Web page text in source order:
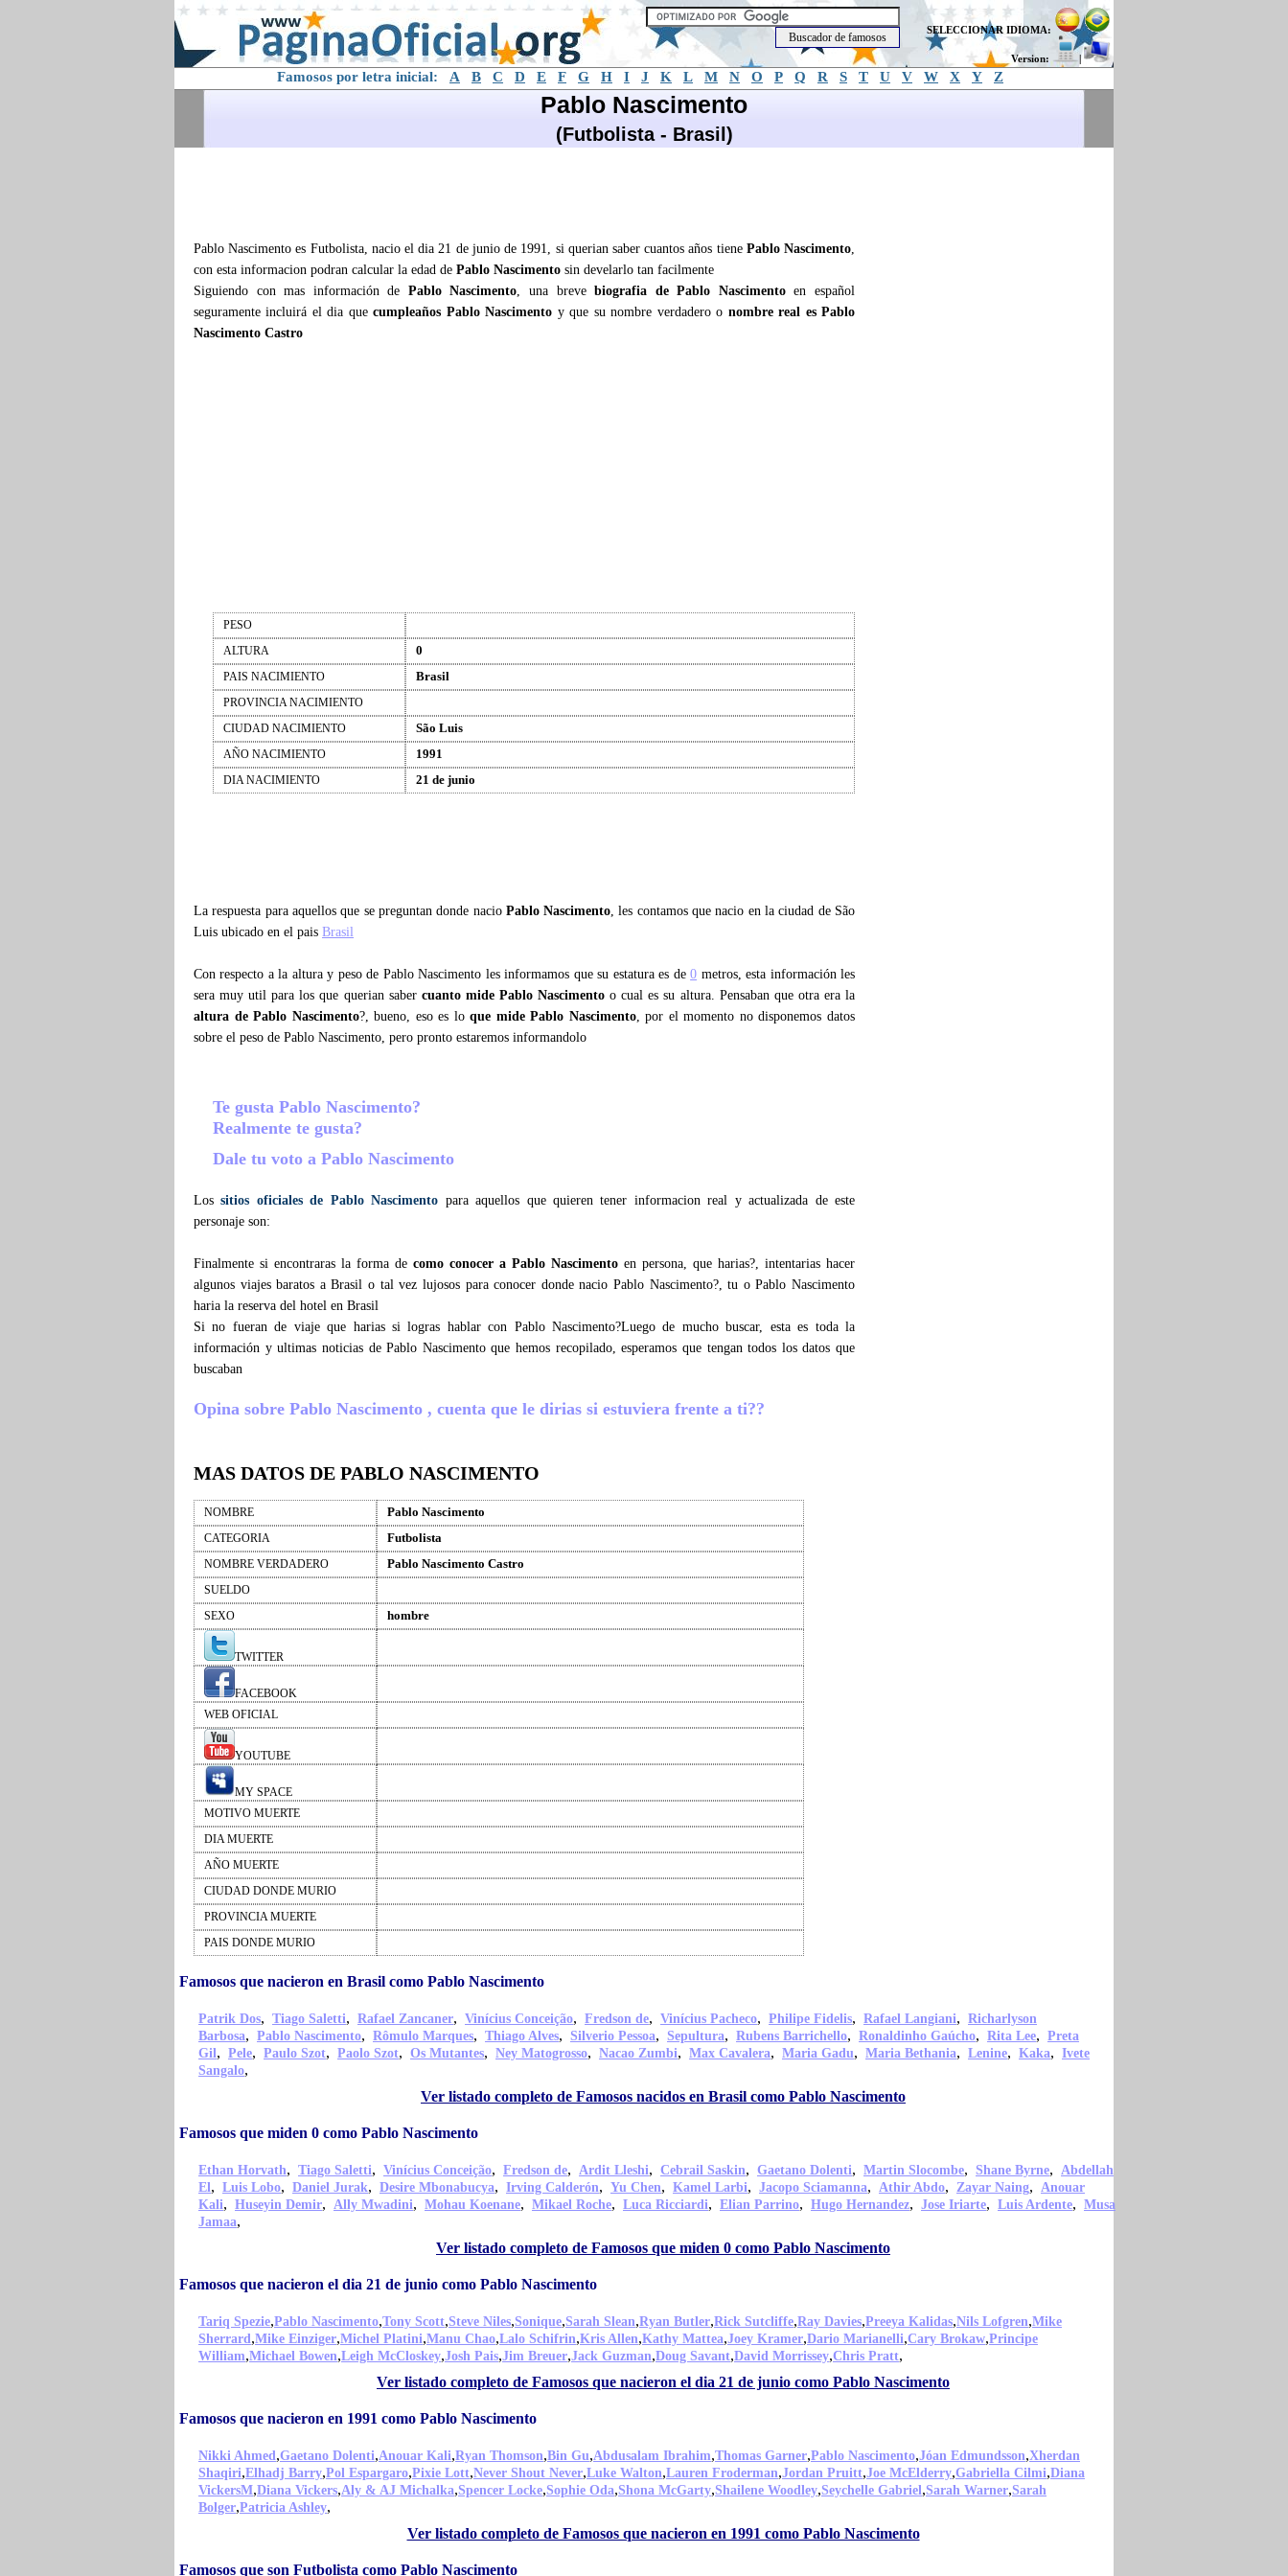
SELECCIONAR IDIOMA:
Version: |
Famosos por letra inicial: A B C D E F G H I J K L M N O P Q R S T U V W X Y Z
Pablo Nascimento
(Futbolista - Brasil)
Pablo Nascimento es Futbolista, nacio el dia 21 de junio de 1991, si querian saber cuantos años tiene Pablo Nascimento,
con esta informacion podran calcular la edad de Pablo Nascimento sin develarlo tan facilmente
Siguiendo con mas información de Pablo Nascimento, una brevebiografia de Pablo Nascimentoen español
seguramente incluirá el dia quecumpleaños Pablo Nascimento y que su nombre verdadero o nombre real es Pablo
Nascimento Castro
PESO
ALTURA
0
PAIS NACIMIENTO Brasil
PROVINCIA NACIMIENTO
CIUDAD NACIMIENTO
São Luis
AÑO NACIMIENTO 1991
DIA NACIMIENTO 21 de junio
La respuesta para aquellos que se preguntan donde nacio Pablo Nascimento, les contamos que nacio en la ciudad de São
Luis ubicado en el pais Brasil
Con respecto a la altura y peso de Pablo Nascimento les informamos que su estatura es de0 metros, esta información les
sera muy util para los que querian saber cuanto mide Pablo Nascimento o cual es su altura. Pensaban que otra era la
altura de Pablo Nascimento?, bueno, eso es loque mide Pablo Nascimento, por el momento no disponemos datos
sobre el peso de Pablo Nascimento, pero pronto estaremos informandolo
Te gusta Pablo Nascimento?
Realmente te gusta?
Dale tu voto a Pablo Nascimento
Lossitios oficiales de Pablo Nascimento para aquellos que quieren tener informacion real y actualizada de este
personaje son:
Finalmente si encontraras la forma de como conocer a Pablo Nascimento en persona, que harias?, intentarias hacer
algunos viajes baratos a Brasil o tal vez lujosos para conocer donde nacio Pablo Nascimento?, tu o Pablo Nascimento
haria la reserva del hotel en Brasil
Si no fueran de viaje que harias si logras hablar con Pablo Nascimento?Luego de mucho buscar, esta es toda la
información y ultimas noticias de Pablo Nascimento que hemos recopilado, esperamos que tengan todos los datos que
buscaban
Opina sobre Pablo Nascimento , cuenta que le dirias si estuviera frente a ti??
MAS DATOS DE PABLO NASCIMENTO
NOMBRE Pablo Nascimento
CATEGORIA Futbolista
NOMBRE VERDADERO Pablo Nascimento Castro
SUELDO
SEXO
hombre
TWITTER
FACEBOOK
WEB OFICIAL
YOUTUBE
MY SPACE
MOTIVO MUERTE
DIA MUERTE
AÑO MUERTE
CIUDAD DONDE MURIO
PROVINCIA MUERTE
PAIS DONDE MURIO
Famosos que nacieron en Brasil como Pablo Nascimento
Patrik Dos, Tiago Saletti, Rafael Zancaner, Vinícius Conceição, Fredson de, Vinícius Pacheco, Philipe Fidelis, Rafael Langiani, Richarlyson
Barbosa, Pablo Nascimento, Rômulo Marques, Thiago Alves, Silverio Pessoa, Sepultura, Rubens Barrichello, Ronaldinho Gaúcho, Rita Lee, Preta
Gil, Pele, Paulo Szot, Paolo Szot, Os Mutantes, Ney Matogrosso, Nacao Zumbi, Max Cavalera, Maria Gadu, Maria Bethania, Lenine, Kaka, Ivete
Sangalo,
Ver listado completo de Famosos nacidos en Brasil como Pablo Nascimento
Famosos que miden 0 como Pablo Nascimento
Ethan Horvath, Tiago Saletti, Vinícius Conceição, Fredson de, Ardit Lleshi, Cebrail Saskin, Gaetano Dolenti, Martin Slocombe, Shane Byrne, Abdellah
El, Luis Lobo, Daniel Jurak, Desire Mbonabucya, Irving Calderón, Yu Chen, Kamel Larbi, Jacopo Sciamanna, Athir Abdo, Zayar Naing, Anouar
Kali, Huseyin Demir, Ally Mwadini, Mohau Koenane, Mikael Roche, Luca Ricciardi, Elian Parrino, Hugo Hernandez, Jose Iriarte, Luis Ardente, Musa
Jamaa,
Ver listado completo de Famosos que miden 0 como Pablo Nascimento
Famosos que nacieron el dia 21 de junio como Pablo Nascimento
Tariq Spezie,Pablo Nascimento,Tony Scott,Steve Niles,Sonique,Sarah Slean,Ryan Butler,Rick Sutcliffe,Ray Davies,Preeya Kalidas,Nils Lofgren,Mike
Sherrard,Mike Einziger,Michel Platini,Manu Chao,Lalo Schifrin,Kris Allen,Kathy Mattea,Joey Kramer,Dario Marianelli,Cary Brokaw,Principe
William,Michael Bowen,Leigh McCloskey,Josh Pais,Jim Breuer,Jack Guzman,Doug Savant,David Morrissey,Chris Pratt,
Ver listado completo de Famosos que nacieron el dia 21 de junio como Pablo Nascimento
Famosos que nacieron en 1991 como Pablo Nascimento
Nikki Ahmed,Gaetano Dolenti,Anouar Kali,Ryan Thomson,Bin Gu,Abdusalam Ibrahim,Thomas Garner,Pablo Nascimento,Jóan Edmundsson,Xherdan
Shaqiri,Elhadj Barry,Pol Espargaro,Pixie Lott,Never Shout Never,Luke Walton,Lauren Froderman,Jordan Pruitt,Joe McElderry,Gabriella Cilmi,Diana
VickersM,Diana Vickers,Aly & AJ Michalka,Spencer Locke,Sophie Oda,Shona McGarty,Shailene Woodley,Seychelle Gabriel,Sarah Warner,Sarah
Bolger,Patricia Ashley,
Ver listado completo de Famosos que nacieron en 1991 como Pablo Nascimento
Famosos que son Futbolista como Pablo Nascimento